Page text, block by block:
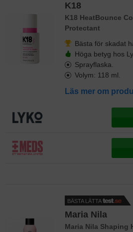
K18
K18 HeatBounce
Protectant
Bästa för skadat
Höga betyg hos
Sprayflaska.
Volym: 118 ml.
Läs mer om
BÄSTA LÄTTA
Maria Nila
Maria Nila Shaping